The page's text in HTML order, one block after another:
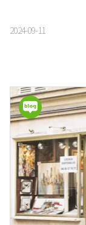
2024-09-11